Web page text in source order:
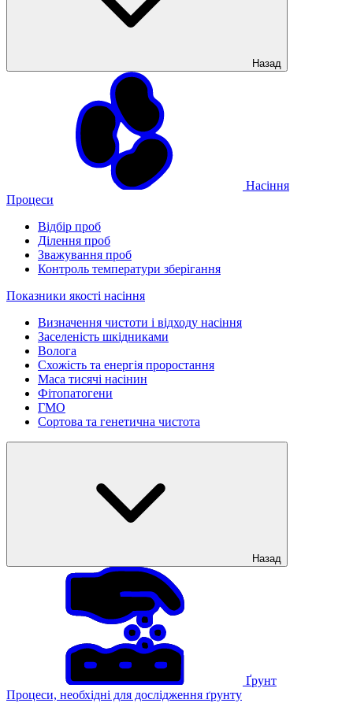
Назад
Насіння
Процеси
Відбір проб
Ділення проб
Зважування проб
Контроль температури зберігання
Показники якості насіння
Визначення чистоти і відходу насіння
Заселеність шкідниками
Волога
Схожість та енергія проростання
Маса тисячі насінин
Фітопатогени
ГМО
Сортова та генетична чистота
Назад
Ґрунт
Процеси, необхідні для дослідження ґрунту